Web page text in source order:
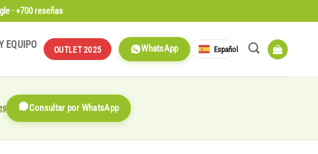
· +700 reseñas
EQUIPO OUTLET 2025 WhatsApp Español
Consultar por WhatsApp